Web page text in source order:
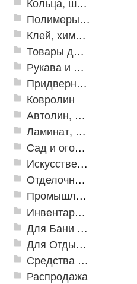
Полимеры и пластики
Клей, химия, сопутствующие товары
Товары для дома
Рукава и шланги промышленные
Придверные решетки
Ковролин
Автолин, Транслин, Линолеум
Ламинат, Кварцвиниловая плитка SPC
Сад и огород
Искусственная трава
Отделочные профили
Промышленный текстиль
Инвентарь для клининга
Для Бани и Сауны
Для Отдыха и Пикника
Средства от насекомых и садовых вредителей
Распродажа